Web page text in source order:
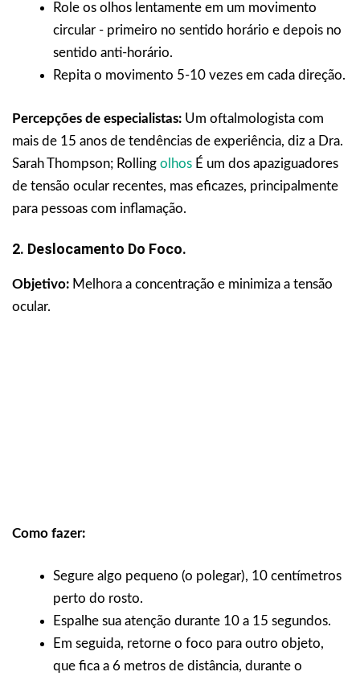
Role os olhos lentamente em um movimento
circular - primeiro no sentido horário e depois no
sentido anti-horário.
Repita o movimento 5-10 vezes em cada direção.
Percepções de especialistas: Um oftalmologista com
mais de 15 anos de tendências de experiência, diz a Dra.
Sarah Thompson; Rolling olhos É um dos apaziguadores
de tensão ocular recentes, mas eficazes, principalmente
para pessoas com inflamação.
2. Deslocamento Do Foco.
Objetivo: Melhora a concentração e minimiza a tensão
ocular.
Como fazer:
Segure algo pequeno (o polegar), 10 centímetros
perto do rosto.
Espalhe sua atenção durante 10 a 15 segundos.
Em seguida, retorne o foco para outro objeto,
que fica a 6 metros de distância, durante o